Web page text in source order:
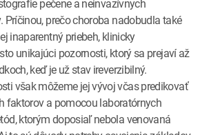
pečene a neinvazívnych
Príčinou, prečo choroba nadobudla také
inaparentný priebeh, klinicky
unikajúci pozornosti, ktorý sa prejaví až
keď je už stav ireverzibilný.
však môžeme jej vývoj včas predikovať
faktorov a pomocou laboratórnych
ktorým doposiaľ nebola venovaná